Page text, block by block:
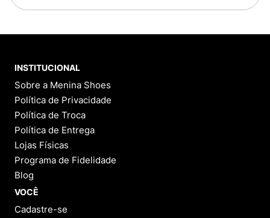
INSTITUCIONAL
Sobre a Menina Shoes
Política de Privacidade
Política de Troca
Política de Entrega
Lojas Físicas
Programa de Fidelidade
Blog
VOCÊ
Cadastre-se